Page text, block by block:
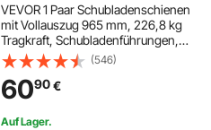
VEVOR 1 Paar Schubladenschienen
mit Vollauszug 965 mm, 226,8 kg
Tragkraft, Schubladenführungen,
Kugellager mit Sperre, seitlich
montierte Teleskopschienen für
Regale, Schränke,
Industrieschubladen
(546)
6090€
Auf Lager.